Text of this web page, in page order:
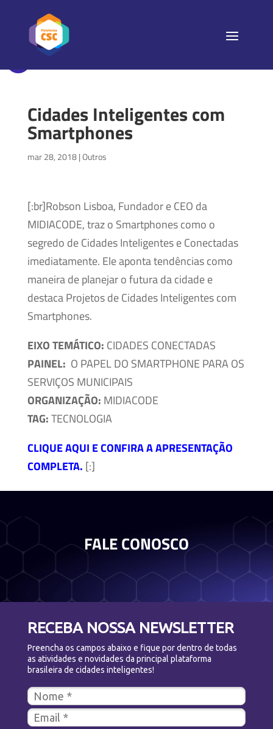
Cidades Inteligentes com
Smartphones
mar 28, 2018|Outros
[:br]Robson Lisboa, Fundador e CEO da
MIDIACODE, traz o Smartphones como o
segredo de Cidades Inteligentes e Conectadas
imediatamente. Ele aponta tendências como
maneira de planejar o futura da cidade e
destaca Projetos de Cidades Inteligentes com
Smartphones.
EIXO TEMÁTICO: CIDADES CONECTADAS
PAINEL: O PAPEL DO SMARTPHONE PARA OS
SERVIÇOS MUNICIPAIS
ORGANIZAÇÃO: MIDIACODE
TAG:TECNOLOGIA
CLIQUE AQUI E CONFIRA A APRESENTAÇÃO
COMPLETA. [:]
FALE CONOSCO
RECEBA NOSSA NEWSLETTER
Preencha os campos abaixo e fique por dentro de todas
as atividades e novidades da principal plataforma
brasileira de cidades inteligentes!